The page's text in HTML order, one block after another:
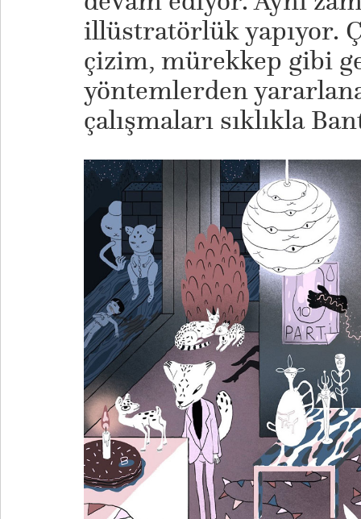
illüstratörlük yapıyor.
çizim, mürekkep gibi
yöntemlerden
çalışmaları sıklıkla